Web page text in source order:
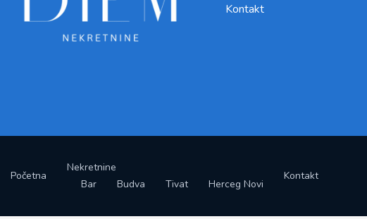
Kontakt
Početna
Nekretnine
Bar
Budva Tivat Herceg Novi
Kontakt